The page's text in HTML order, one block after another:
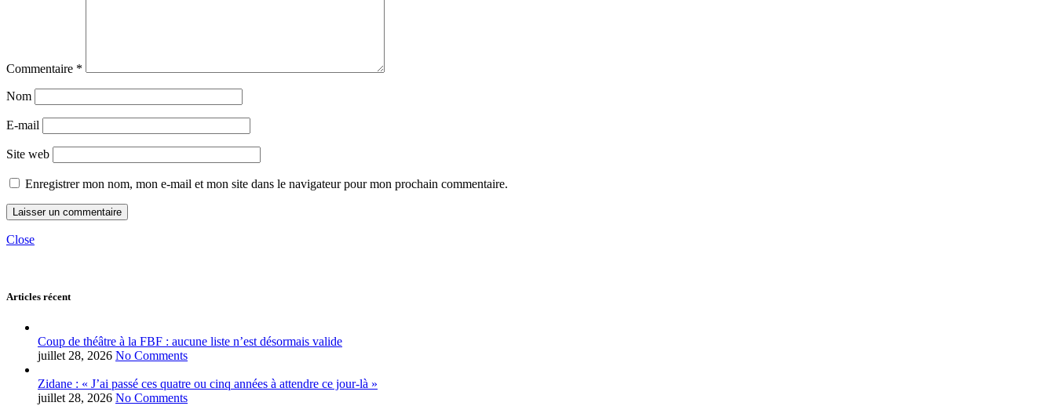
Commentaire *
Nom
E-mail
Site web
Enregistrer mon nom, mon e-mail et mon site dans le navigateur pour mon prochain commentaire.
Close
Articles récent
Coup de théâtre à la FBF : aucune liste n’est désormais valide
juillet 28, 2026 No Comments
Zidane : « J’ai passé ces quatre ou cinq années à attendre ce jour-là »
juillet 28, 2026 No Comments